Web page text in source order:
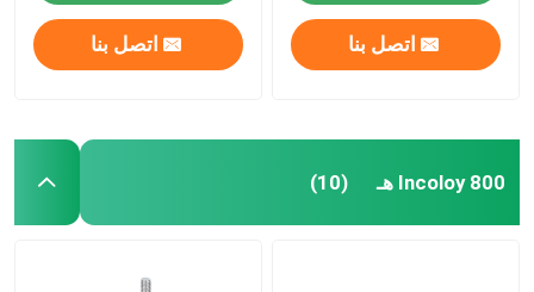
اتصل بنا اتصل بنا
Incoloy 800 هـ (10)